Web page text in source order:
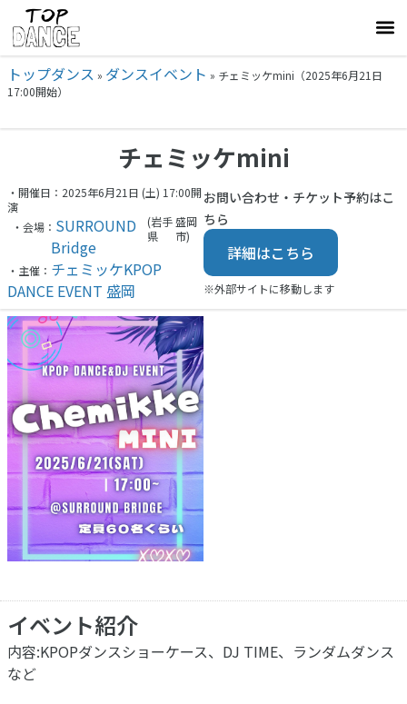
トップダンス » ダンスイベント » チェミッケmini（2025年6月21日
17:00開始）
チェミッケmini
・開催日：2025年6月21日 (土) 17:00開
演
・会場： SURROUND
Bridge
(岩手
県
盛岡
市)
・主催： チェミッケKPOP
DANCE EVENT 盛岡
お問い合わせ・チケット予約はこ
ちら
詳細はこちら
※外部サイトに移動します
イベント紹介
内容:KPOPダンスショーケース、DJ TIME、ランダムダンス
など